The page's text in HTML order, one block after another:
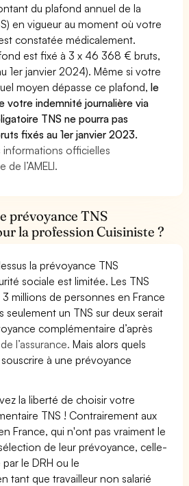
du plafond annuel de la
en vigueur au moment où votre
constatée médicalement.
est fixé à 3 x 46 368 € bruts,
1er janvier 2024). Même si votre
moyen dépasse ce plafond,le
votre indemnité journalière via
TNS ne pourra pas
fixés au 1er janvier 2023.
officielles
l’AMELI.
prévoyance TNS
la profession Cuisiniste ?
la prévoyance TNS
sociale est limitée. Les TNS
millions de personnes en France
seulement un TNS sur deux serait
complémentaire d’après
de l’assurance. Mais alors quels
à une prévoyance
la liberté de choisir votre
TNS ! Contrairement aux
France, qui n'ont pas vraiment le
de leur prévoyance, celle-
le DRH ou le
tant que travailleur non salarié